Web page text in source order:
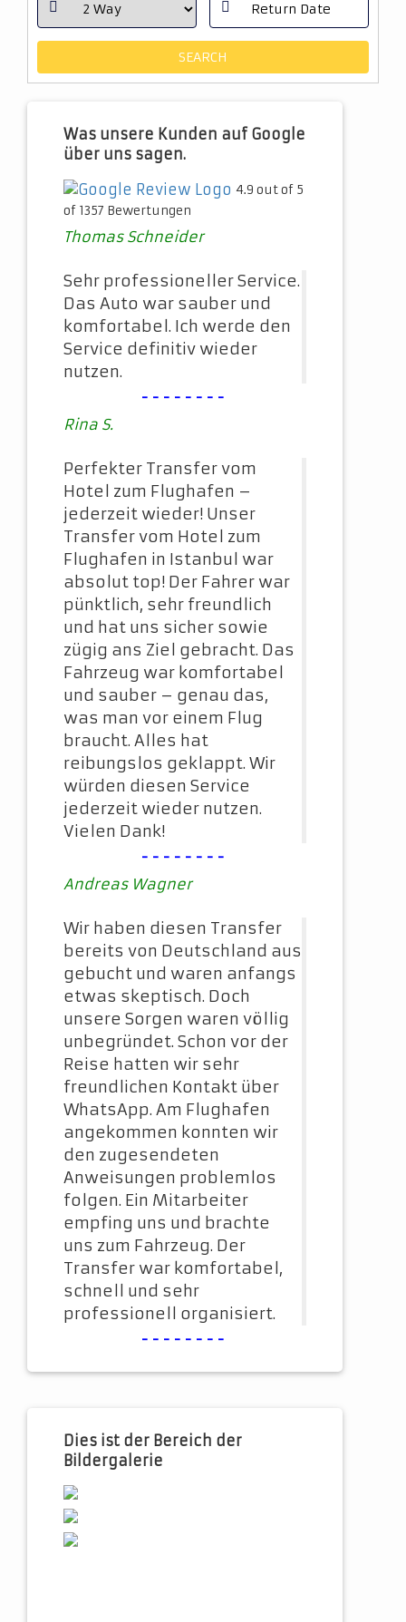
Was unsere Kunden auf Google
über uns sagen.
4.9 out of 5
of 1357 Bewertungen
Thomas Schneider
Sehr professioneller Service.
Das Auto war sauber und
komfortabel. Ich werde den
Service definitiv wieder
nutzen.
--------
Rina S.
Perfekter Transfer vom
Hotel zum Flughafen –
jederzeit wieder! Unser
Transfer vom Hotel zum
Flughafen in Istanbul war
absolut top! Der Fahrer war
pünktlich, sehr freundlich
und hat uns sicher sowie
zügig ans Ziel gebracht. Das
Fahrzeug war komfortabel
und sauber – genau das,
was man vor einem Flug
braucht. Alles hat
reibungslos geklappt. Wir
würden diesen Service
jederzeit wieder nutzen.
Vielen Dank!
--------
Andreas Wagner
Wir haben diesen Transfer
bereits von Deutschland aus
gebucht und waren anfangs
etwas skeptisch. Doch
unsere Sorgen waren völlig
unbegründet. Schon vor der
Reise hatten wir sehr
freundlichen Kontakt über
WhatsApp. Am Flughafen
angekommen konnten wir
den zugesendeten
Anweisungen problemlos
folgen. Ein Mitarbeiter
empfing uns und brachte
uns zum Fahrzeug. Der
Transfer war komfortabel,
schnell und sehr
professionell organisiert.
--------
Dies ist der Bereich der
Bildergalerie